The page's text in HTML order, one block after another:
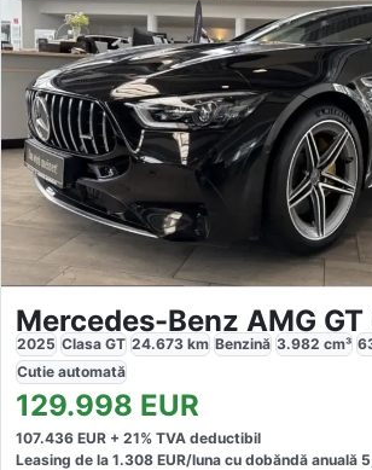
2025 Clasa GT 24.673 km Benzină 3.982 cm³
Cutie automată
129.998 EUR
107.436 EUR + 21% TVA deductibil
Leasing de la 1.308 EUR/luna cu dobăndă anuală